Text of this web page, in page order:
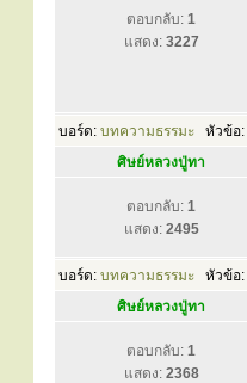
ตอบกลับ: 1
แสดง: 3227
บอร์ด: บทความธรรมะ หัวข้อ:
ศิษย์หลวงปู่ทา
ตอบกลับ: 1
แสดง: 2495
บอร์ด: บทความธรรมะ หัวข้อ:
ศิษย์หลวงปู่ทา
ตอบกลับ: 1
แสดง: 2368